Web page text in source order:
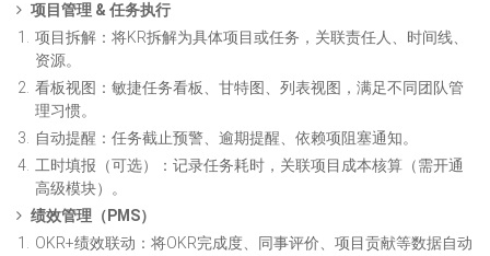
项目管理 & 任务执行
项目拆解：将KR拆解为具体项目或任务，关联责任人、时间线、
资源。
看板视图：敏捷任务看板、甘特图、列表视图，满足不同团队管
理习惯。
自动提醒：任务截止预警、逾期提醒、依赖项阻塞通知。
工时填报（可选）：记录任务耗时，关联项目成本核算（需开通
高级模块）。
绩效管理（PMS）
OKR+绩效联动：将OKR完成度、同事评价、项目贡献等数据自动